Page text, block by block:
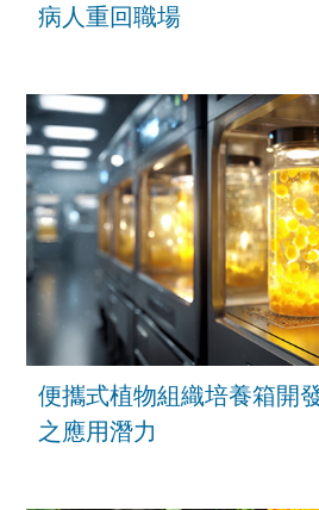
病人重回職場
便攜式植物組織培養箱開
之應用潛力